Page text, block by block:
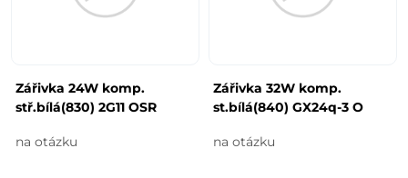
Zářivka 24W komp.
stř.bílá(830) 2G11 OSR
na otázku
Zářivka 32W komp.
st.bílá(840) GX24q-3 O
na otázku